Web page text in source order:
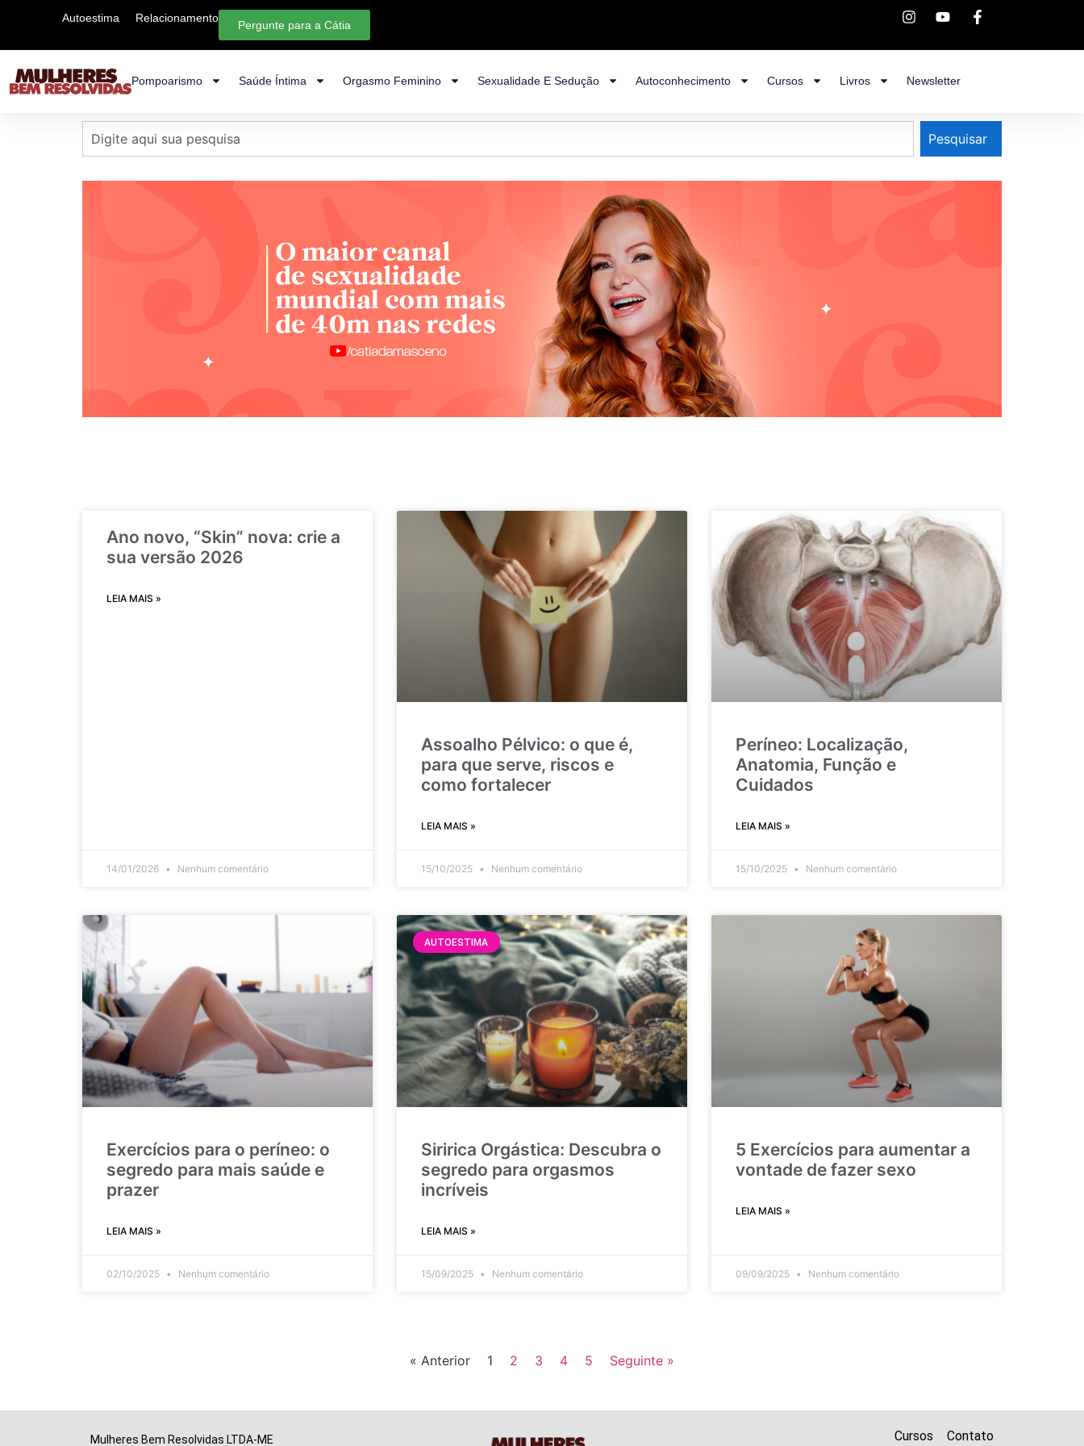
Autoestima Relacionamento
Pergunte para a Cátia
Pompoarismo Saúde Íntima Orgasmo Feminino Sexualidade E Sedução Autoconhecimento Cursos Livros Newsletter
Pesquisar
Ano novo, “Skin” nova: crie a
sua versão 2026
LEIA MAIS »
14/01/2026 Nenhum comentário
Assoalho Pélvico: o que é,
para que serve, riscos e
como fortalecer
LEIA MAIS »
15/10/2025 Nenhum comentário
Períneo: Localização,
Anatomia, Função e
Cuidados
LEIA MAIS »
15/10/2025 Nenhum comentário
Exercícios para o períneo: o
segredo para mais saúde e
prazer
LEIA MAIS »
02/10/2025 Nenhum comentário
AUTOESTIMA
Siririca Orgástica: Descubra o
segredo para orgasmos
incríveis
LEIA MAIS »
15/09/2025 Nenhum comentário
5 Exercícios para aumentar a
vontade de fazer sexo
LEIA MAIS »
09/09/2025 Nenhum comentário
« Anterior 1 2 3 4 5 Seguinte »
Mulheres Bem Resolvidas LTDA-ME Cursos Contato